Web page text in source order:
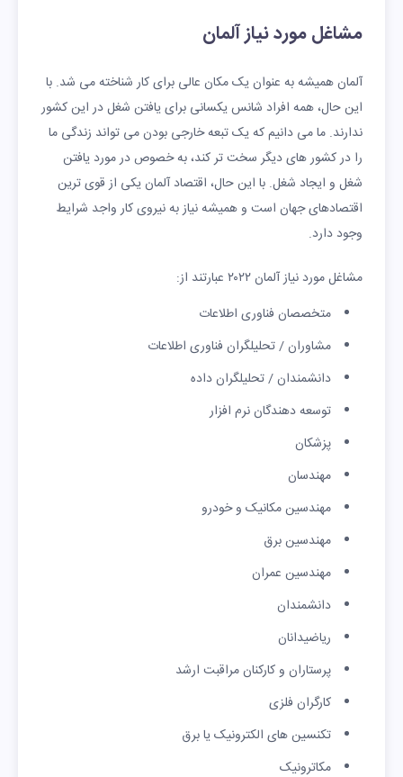
مشاغل مورد نیاز آلمان
آلمان همیشه به عنوان یک مکان عالی برای کار شناخته می شد. با
این حال، همه افراد شانس یکسانی برای یافتن شغل در این کشور
ندارند. ما می دانیم که یک تبعه خارجی بودن می تواند زندگی ما
را در کشور های دیگر سخت تر کند، به خصوص در مورد یافتن
شغل و ایجاد شغل. با این حال، اقتصاد آلمان یکی از قوی ترین
اقتصادهای جهان است و همیشه نیاز به نیروی کار واجد شرایط
وجود دارد.
مشاغل مورد نیاز آلمان ۲۰۲۲ عبارتند از:
متخصصان فناوری اطلاعات
مشاوران / تحلیلگران فناوری اطلاعات
دانشمندان / تحلیلگران داده
توسعه دهندگان نرم افزار
پزشکان
مهندسان
مهندسین مکانیک و خودرو
مهندسین برق
مهندسین عمران
دانشمندان
ریاضیدانان
پرستاران و کارکنان مراقبت ارشد
کارگران فلزی
تکنسین های الکترونیک یا برق
مکاترونیک